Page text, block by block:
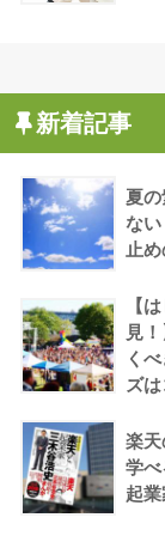
新着記事
夏
な
止
【
見
く
ズ
楽
学
起業